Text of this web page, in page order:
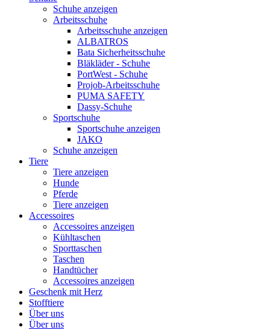
Schuhe anzeigen
Arbeitsschuhe
Arbeitsschuhe anzeigen
ALBATROS
Bata Sicherheitsschuhe
Bläkläder - Schuhe
PortWest - Schuhe
Projob-Arbeitsschuhe
PUMA SAFETY
Dassy-Schuhe
Sportschuhe
Sportschuhe anzeigen
JAKO
Schuhe anzeigen
Tiere
Tiere anzeigen
Hunde
Pferde
Tiere anzeigen
Accessoires
Accessoires anzeigen
Kühltaschen
Sporttaschen
Taschen
Handtücher
Accessoires anzeigen
Geschenk mit Herz
Stofftiere
Über uns
Über uns